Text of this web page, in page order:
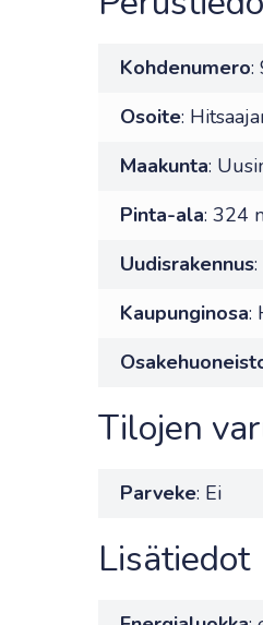
Kohdenumero:
Osoite:
Maakunta:
Pinta-ala: 324
Uudisrakennus:
Kaupunginosa:
Tilojen
Parveke: Ei
Lisätiedot